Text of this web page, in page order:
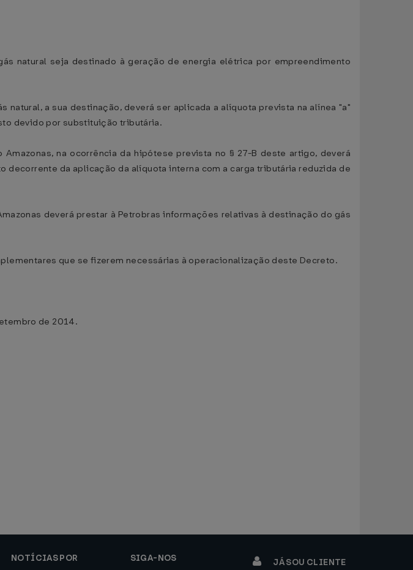
natural seja destinado à geração de energia elétrica por empreendimento
a sua destinação, deverá ser aplicada a alíquota prevista na alínea "a"
devido por substituição tributária.
na ocorrência da hipótese prevista no § 27-B deste artigo, deverá
da aplicação da alíquota interna com a carga tributária reduzida de
deverá prestar à Petrobras informações relativas à destinação do gás
que se fizerem necessárias à operacionalização deste Decreto.
de 2014.
NOTÍCIAS POR SIGA-NOS JÁ SOU CLIENTE